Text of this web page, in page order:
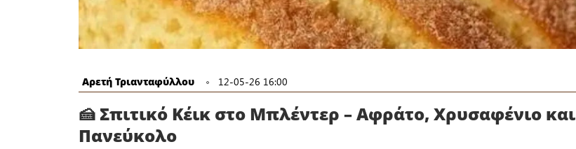
Αρετή Τριανταφύλλου 12-05-26 16:00
🍰 Σπιτικό Κέικ στο Μπλέντερ – Αφράτο, Χρυσαφένιο και
Πανεύκολο